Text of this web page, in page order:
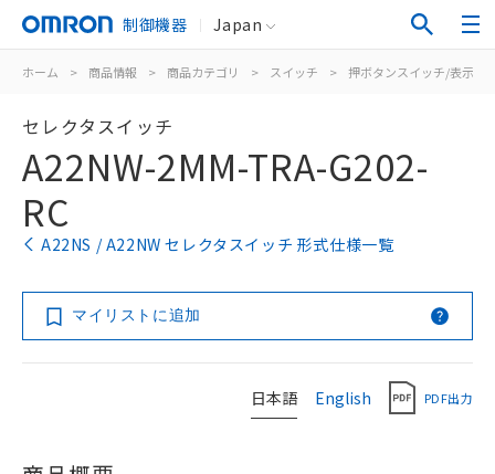
制御機器 Japan
ホーム > 商品情報 > 商品カテゴリ > スイッチ > 押ボタンスイッチ/表示灯
セレクタスイッチ
A22NW-2MM-TRA-G202-
RC
A22NS / A22NW セレクタスイッチ 形式仕様一覧
マイリストに追加
日本語 English PDF出力